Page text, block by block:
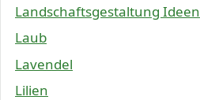
Landschaftsgestaltung Ideen
Laub
Lavendel
Lilien